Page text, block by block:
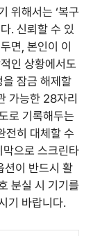
위해서는 ‘복구
. 신뢰할 수 있
면, 본인이 이
인 상황에서도
잠금 해제할
가능한 28자리
로 기록해두는
전히 대체할 수
으로 스크린타
션이 반드시 활
분실 시 기기를
기 바랍니다.